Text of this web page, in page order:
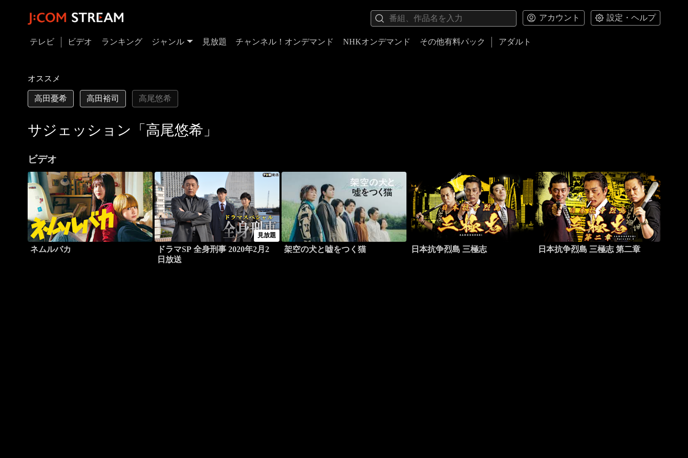
アカウント 設定・ヘルプ
テレビ ビデオ ランキング ジャンル 見放題 チャンネル！オンデマンド NHKオンデマンド その他有料パック アダルト
オススメ
高田憂希 高田裕司 高尾悠希
サジェッション「高尾悠希」
ビデオ
ネムルバカ
見放題
ドラマSP 全身刑事 2020年2月2
日放送
架空の犬と嘘をつく猫 日本抗争烈島 三極志 日本抗争烈島 三極志 第二章